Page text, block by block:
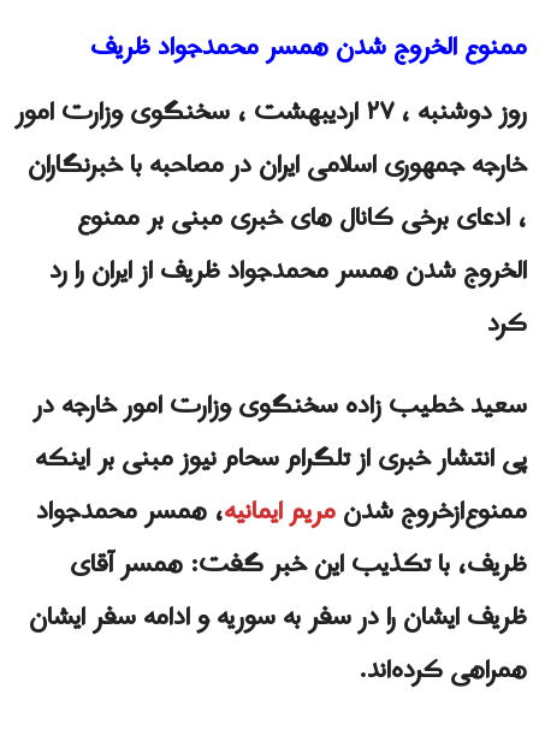
ممنوع الخروج شدن همسر محمدجواد ظریف
روز دوشنبه ، ۲۷ اردیبهشت ، سخنگوی وزارت امور
خارجه جمهوری اسلامی ایران در مصاحبه با خبرنگاران
، ادعای برخی کانال های خبری مبنی بر ممنوع
الخروج شدن همسر محمدجواد ظریف از ایران را رد
کرد
سعید خطیب زاده سخنگوی وزارت امور خارجه در
پی انتشار خبری از تلگرام سحام نیوز مبنی بر اینکه
ممنوع‌ازخروج شدنمریم ایمانیه، همسر محمدجواد
ظریف، با تکذیب این خبر گفت: همسر آقای
ظریف ایشان را در سفر به سوریه و ادامه سفر ایشان
همراهی کرده‌اند.